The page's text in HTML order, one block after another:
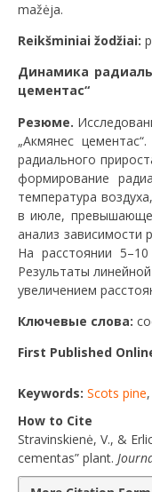
mažėja.
Reikšminiai žodžiai:
Динамика
цементас“
Резюме.
„Акмянес
радиального
формирование
температура
в июле,
анализ зависимости
На расстоянии
Результаты
увеличением
Ключевые слова:
First Published
Keywords: Scots pine,
How to Cite
Stravinskienė, V., &
cementas” plant.